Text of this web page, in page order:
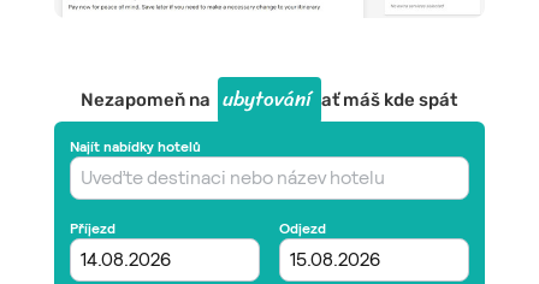
Nezapomeň na ubytování ať máš kde spát